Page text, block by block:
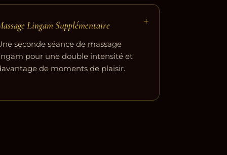
+
Lingam Supplémentaire
seconde séance de massage
pour une double intensité et
de moments de plaisir.